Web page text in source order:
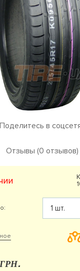
Поделитесь в
Отзывы (0 отзывов)
ГРН.